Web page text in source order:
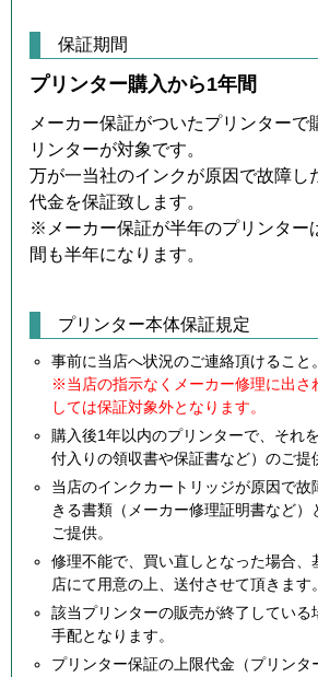
保証期間
プリンター購入から1年間
メーカー保証がついたプリンターで
リンターが対象です。
万が一当社のインクが原因で故障し
代金を保証致します。
※メーカー保証が半年のプリンター
間も半年になります。
プリンター本体保証規定
事前に当店へ状況のご連絡頂けること。
※当店の指示なくメーカー修理に出さ
しては保証対象外となります。
購入後1年以内のプリンターで、それ
付入りの領収書や保証書など）のご提
当店のインクカートリッジが原因で故
きる書類（メーカー修理証明書など
ご提供。
修理不能で、買い直しとなった場合、
店にて用意の上、送付させて頂きます。
該当プリンターの販売が終了している
手配となります。
プリンター保証の上限代金（プリン